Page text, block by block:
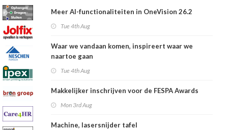
Meer AI-functionaliteiten in OneVision 26.2
Tue 4th Aug
Waar we vandaan komen, inspireert waar we
naartoe gaan
Tue 4th Aug
Makkelijker inschrijven voor de FESPA Awards
Mon 3rd Aug
Machine, lasersnijder tafel